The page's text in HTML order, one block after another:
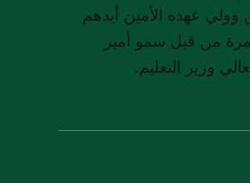
وولي عهده الأمين أيدهم
من قبل سمو أمير
وزير التعليم.